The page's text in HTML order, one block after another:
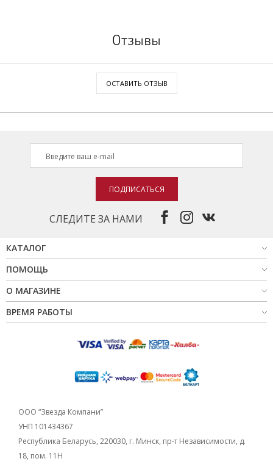
Отзывы
ОСТАВИТЬ ОТЗЫВ
СЛЕДИТЕ ЗА НАМИ
ПОДПИСАТЬСЯ
КАТАЛОГ
ПОМОЩЬ
О МАГАЗИНЕ
ВРЕМЯ РАБОТЫ
ООО “Звезда Компани”
УНП 101434367
Республика Беларусь, 220030, г. Минск, пр-т Независимости, д.
18, пом. 11Н